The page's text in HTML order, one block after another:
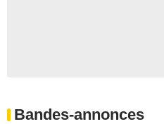
Bandes-annonces